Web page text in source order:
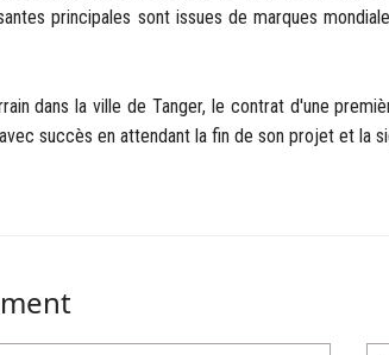
principales sont issues de marques
dans la ville de Tanger, le contrat d'une
succès en attendant la fin de son projet et la